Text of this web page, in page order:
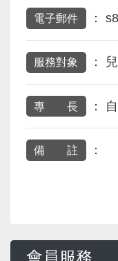
電子郵件 ：
服務對象 ：
專 長 ：
備 註 ：